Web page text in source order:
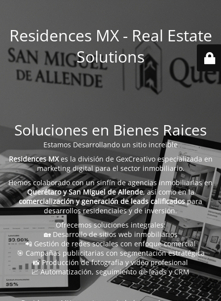
Residences MX - Real Estate
Solutions
Soluciones en Bienes Raices
Estamos Desarrollando un sitio increible
Residences MXes la división de GexCreativo especializada en
marketing digital para el sector inmobiliario.
Hemos colaborado con un sinfín de agencias inmobiliarias en
Querétaro y San Miguel de Allende, así como en la
comercialización y generación de leads calificadospara
desarrollos residenciales y de inversión.
Ofrecemos soluciones integrales:
🏡 Desarrollo de sitios web inmobiliarios
📲 Gestión de redes sociales con enfoque comercial
🎯 Campañas publicitarias con segmentación estratégica
📸 Producción de fotografía y video profesional
📈 Automatización, seguimiento de leads y CRM